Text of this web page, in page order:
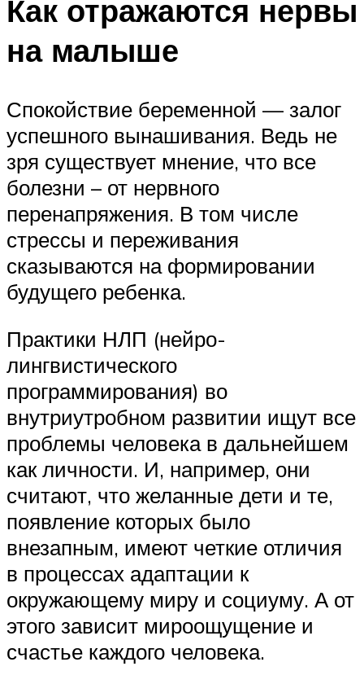
Как отражаются нервы
на малыше
Спокойствие беременной — залог
успешного вынашивания. Ведь не
зря существует мнение, что все
болезни – от нервного
перенапряжения. В том числе
стрессы и переживания
сказываются на формировании
будущего ребенка.
Практики НЛП (нейро-
лингвистического
программирования) во
внутриутробном развитии ищут все
проблемы человека в дальнейшем
как личности. И, например, они
считают, что желанные дети и те,
появление которых было
внезапным, имеют четкие отличия
в процессах адаптации к
окружающему миру и социуму. А от
этого зависит мироощущение и
счастье каждого человека.